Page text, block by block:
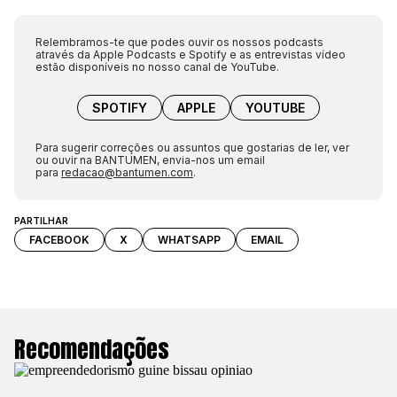
PARTILHAR
FACEBOOK X WHATSAPP EMAIL
Relembramos-te que podes ouvir os nossos podcasts
através da Apple Podcasts e Spotify e as entrevistas vídeo
estão disponíveis no nosso canal de YouTube.
SPOTIFY APPLE YOUTUBE
Para sugerir correções ou assuntos que gostarias de ler, ver
ou ouvir na BANTUMEN, envia-nos um email
para redacao@bantumen.com.
Recomendações